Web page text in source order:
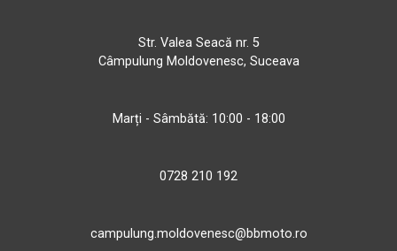
Str. Valea Seacă nr. 5
Câmpulung Moldovenesc, Suceava
Marți - Sâmbătă: 10:00 - 18:00
0728 210 192
campulung.moldovenesc@bbmoto.ro